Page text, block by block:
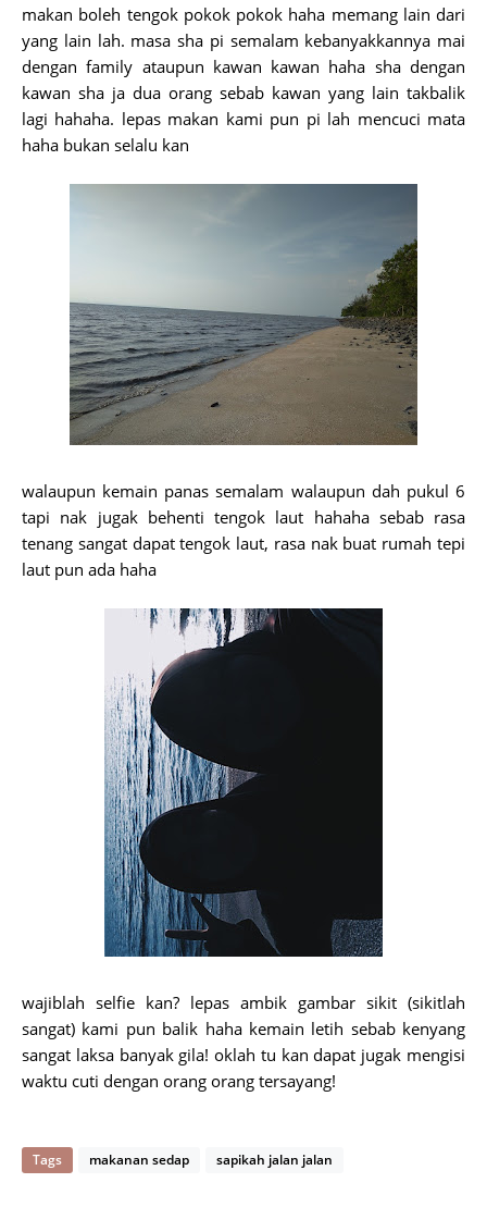
makan boleh tengok pokok pokok haha memang lain dari
yang lain lah. masa sha pi semalam kebanyakkannya mai
dengan family ataupun kawan kawan haha sha dengan
kawan sha ja dua orang sebab kawan yang lain takbalik
lagi hahaha. lepas makan kami pun pi lah mencuci mata
haha bukan selalu kan
walaupun kemain panas semalam walaupun dah pukul 6
tapi nak jugak behenti tengok laut hahaha sebab rasa
tenang sangat dapat tengok laut, rasa nak buat rumah tepi
laut pun ada haha
wajiblah selfie kan? lepas ambik gambar sikit (sikitlah
sangat) kami pun balik haha kemain letih sebab kenyang
sangat laksa banyak gila! oklah tu kan dapat jugak mengisi
waktu cuti dengan orang orang tersayang!
Tags makanan sedap sapikah jalan jalan